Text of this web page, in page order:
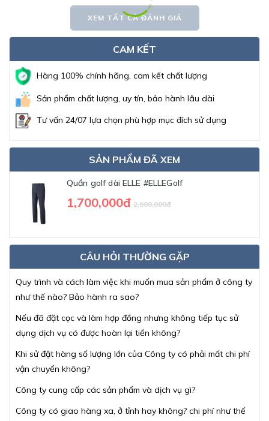
XEM TẤT CẢ ĐÁNH GIÁ
CAM KẾT
Hàng 100% chính hãng, cam kết chất lượng
Sản phẩm chất lượng, uy tín, bảo hành lâu dài
Tư vấn 24/07 lựa chọn phù hợp mục đích sử dụng
SẢN PHẨM ĐÃ XEM
Quần golf dài ELLE #ELLEGolf
1,700,000đ 2,000,000đ
CÂU HỎI THƯỜNG GẶP
Quy trình và cách làm việc khi muốn mua sản phẩm ở công ty
như thế nào? Bảo hành ra sao?
Nếu đã đặt cọc và làm hợp đồng nhưng không tiếp tục sử
dụng dịch vụ có được hoàn lại tiền không?
Khi sử đặt hàng số lượng lớn của Công ty có phải mất chi phí
vận chuyển không?
Công ty cung cấp các sản phẩm và dịch vụ gì?
Công ty có giao hàng xa, ở tỉnh hay không? chi phí như thế